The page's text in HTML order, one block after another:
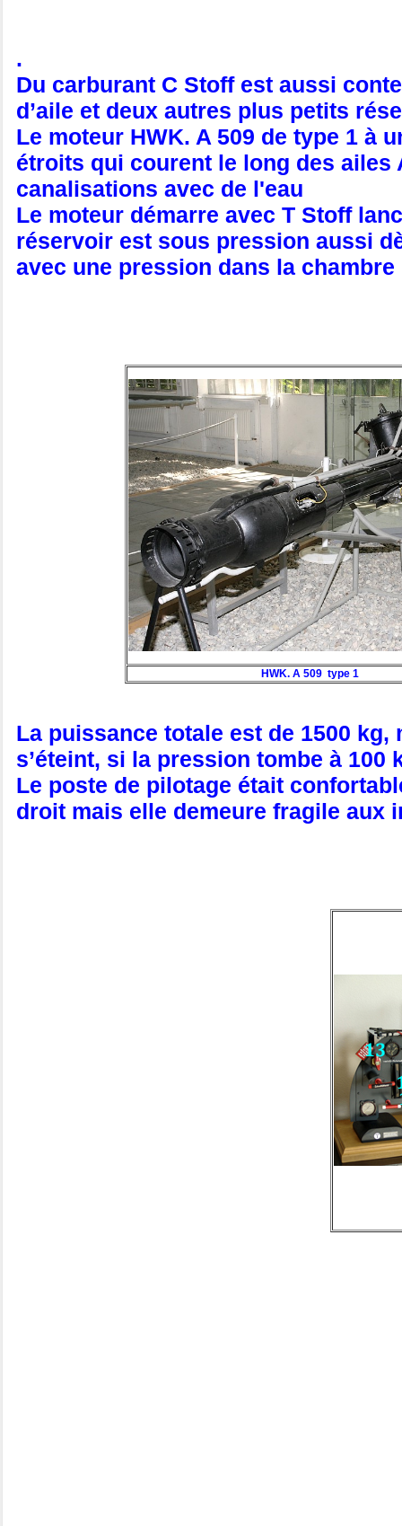
.
Du carburant C Stoff est aussi
d’aile et deux autres plus petits
Le moteur HWK. A 509 de type 1 à
étroits qui courent le long des ailes
canalisations avec de l'eau
Le moteur démarre avec T Stoff
réservoir est sous pression aussi
avec une pression dans la
HWK. A 509 type 1
La puissance totale est de 1500
s’éteint, si la pression tombe à 100
Le poste de pilotage était
droit mais elle demeure fragile aux